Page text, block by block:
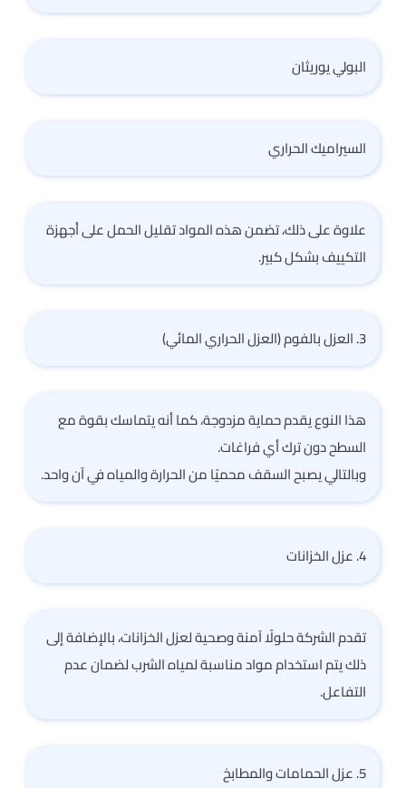
البولي يوريثان
السيراميك الحراري
علاوة على ذلك، تضمن هذه المواد تقليل الحمل على أجهزة
التكييف بشكل كبير.
3. العزل بالفوم (العزل الحراري المائي)
هذا النوع يقدم حماية مزدوجة، كما أنه يتماسك بقوة مع
السطح دون ترك أي فراغات.
وبالتالي يصبح السقف محميًا من الحرارة والمياه في آن واحد.
4. عزل الخزانات
تقدم الشركة حلولًا آمنة وصحية لعزل الخزانات، بالإضافة إلى
ذلك يتم استخدام مواد مناسبة لمياه الشرب لضمان عدم
التفاعل.
5. عزل الحمامات والمطابخ